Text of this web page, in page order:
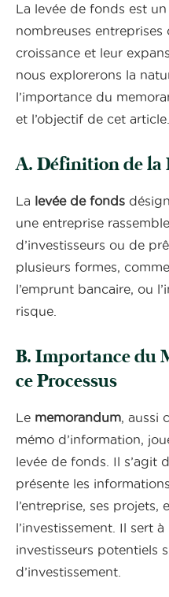
La levée de fonds est
nombreuses
croissance et leur
nous explorerons la
l’importance du
et l’objectif de cet article.
A. Définition de la
La levée de fonds
une entreprise
d’investisseurs ou de
plusieurs formes,
l’emprunt bancaire, ou
risque.
B. Importance du
ce Processus
Le memorandum, aussi
mémo d’information,
levée de fonds. Il s’agit
présente les
l’entreprise, ses projets,
l’investissement. Il sert
investisseurs potentiels
d’investissement.